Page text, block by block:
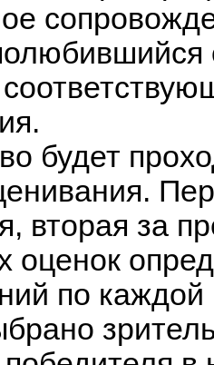
будет
вторая за
оценок
по